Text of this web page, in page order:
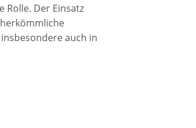
Der Einsatz
auch in